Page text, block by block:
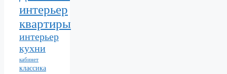
интерьер
квартиры
интерьер
кухни
кабинет
классика